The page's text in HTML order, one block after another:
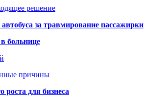
решение
за травмирование пассажирки
больнице
причины
для бизнеса